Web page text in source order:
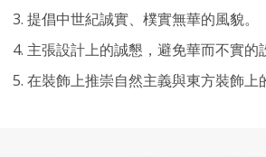
提倡中世紀誠實、樸實無華的風貌。
主張設計上的誠懇，避免華而不實的
在裝飾上推崇自然主義與東方裝飾上